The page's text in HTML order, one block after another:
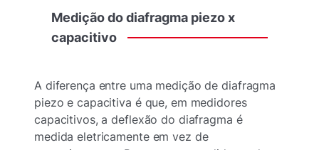
Mediçãododiafragma piezox
capacitivo
A diferença entre uma medição de diafragma
piezo e capacitiva é que, em medidores
capacitivos, a deflexão do diafragma é
medida eletricamente em vez de